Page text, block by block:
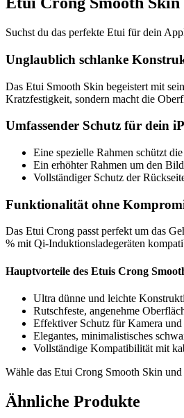
Suchst du das perfekte Etui für dein
Unglaublich schlanke
Das Etui Smooth Skin begeistert mit
Kratzfestigkeit, sondern macht die
Umfassender Schutz für dein
Eine spezielle Rahmen schützt
Ein erhöhter Rahmen um den
Vollständiger Schutz der
Funktionalität ohne
Das Etui Crong passt perfekt um das
% mit Qi-Induktionsladegeräten
Hauptvorteile des Etuis Crong
Ultra dünne und leichte
Rutschfeste, angenehme
Effektiver Schutz für Kamera
Elegantes, minimalistisches
Vollständige Kompatibilität mit
Wähle das Etui Crong Smooth Skin
Ähnliche Produkte